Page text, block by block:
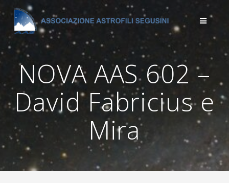
Salta
al
contenuto
NOVA AAS 602 –
David Fabricius e
Mira